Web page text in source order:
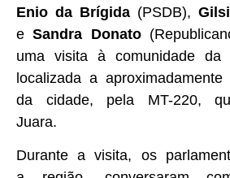
Enio da Brígida (PSDB),
e Sandra Donato
uma visita à comunidade da
localizada a
da cidade, pela MT-220,
Juara.
Durante a visita, os